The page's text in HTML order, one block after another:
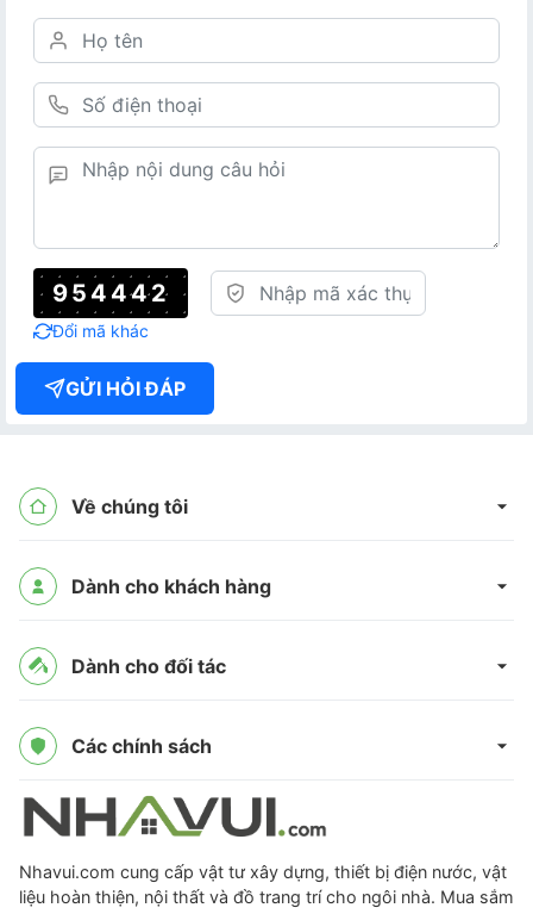
954442
Đổi mã khác
GỬI HỎI ĐÁP
Về chúng tôi
Dành cho khách hàng
Dành cho đối tác
Các chính sách
Nhavui.com cung cấp vật tư xây dựng, thiết bị điện nước, vật
liệu hoàn thiện, nội thất và đồ trang trí cho ngôi nhà. Mua sắm